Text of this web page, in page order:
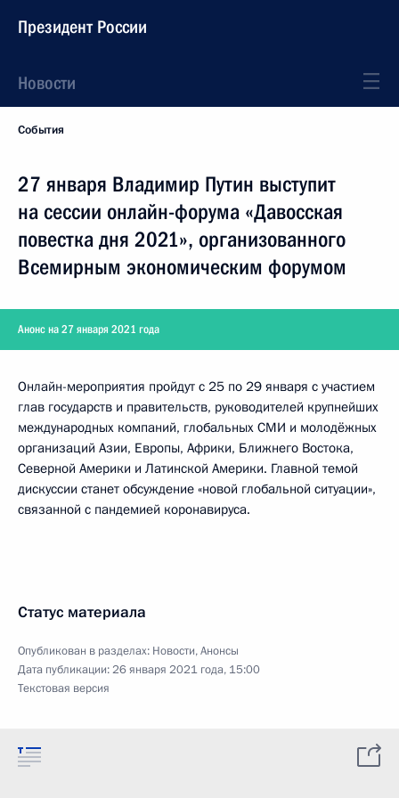
Президент России
Новости
События
27 января Владимир Путин выступит
на сессии онлайн-форума «Давосская
повестка дня 2021», организованного
Всемирным экономическим форумом
Анонс на 27 января 2021 года
Онлайн-мероприятия пройдут с 25 по 29 января с участием
глав государств и правительств, руководителей крупнейших
международных компаний, глобальных СМИ и молодёжных
организаций Азии, Европы, Африки, Ближнего Востока,
Северной Америки и Латинской Америки. Главной темой
дискуссии станет обсуждение «новой глобальной ситуации»,
связанной с пандемией коронавируса.
Статус материала
Опубликован в разделах: Новости,Анонсы
Дата публикации:26 января 2021 года, 15:00
Текстовая версия